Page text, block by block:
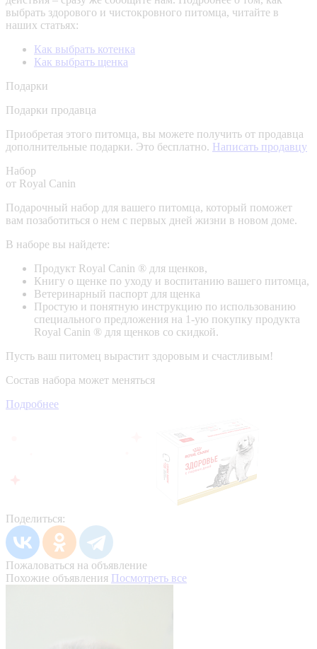
выбрать здорового и чистокровного питомца, читайте в
наших статьях:
Как выбрать котенка
Как выбрать щенка
Подарки
Подарки продавца
Приобретая этого питомца, вы можете получить от продавца
дополнительные подарки. Это бесплатно. Написать продавцу
Набор
от Royal Canin
Подарочный набор для вашего питомца, который поможет
вам позаботиться о нем с первых дней жизни в новом доме.
В наборе вы найдете:
Продукт Royal Canin ® для щенков,
Книгу о щенке по уходу и воспитанию вашего питомца,
Ветеринарный паспорт для щенка
Простую и понятную инструкцию по использованию
специального предложения на 1-ую покупку продукта
Royal Canin ® для щенков со скидкой.
Пусть ваш питомец вырастит здоровым и счастливым!
Состав набора может меняться
Подробнее
Поделиться:
Пожаловаться на объявление
Похожие объявления Посмотреть все